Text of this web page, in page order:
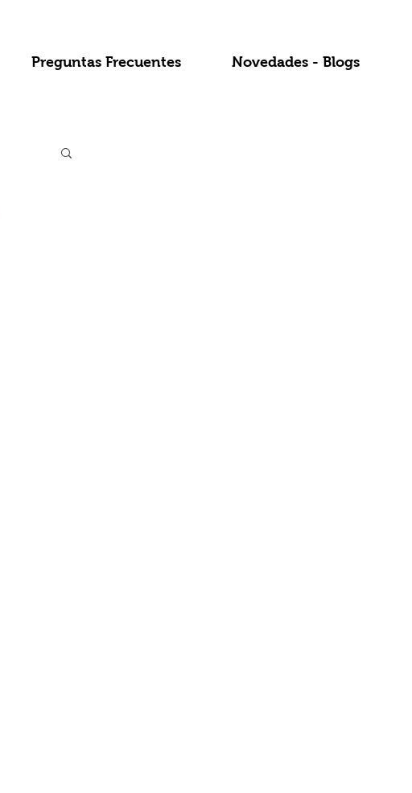
Preguntas Frecuentes Novedades - Blogs